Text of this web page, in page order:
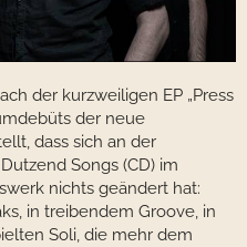
der kurzweiligen EP „Press
der neue
dass sich an der
Songs (CD) im
nichts geändert hat:
in treibendem Groove, in
Soli, die mehr dem